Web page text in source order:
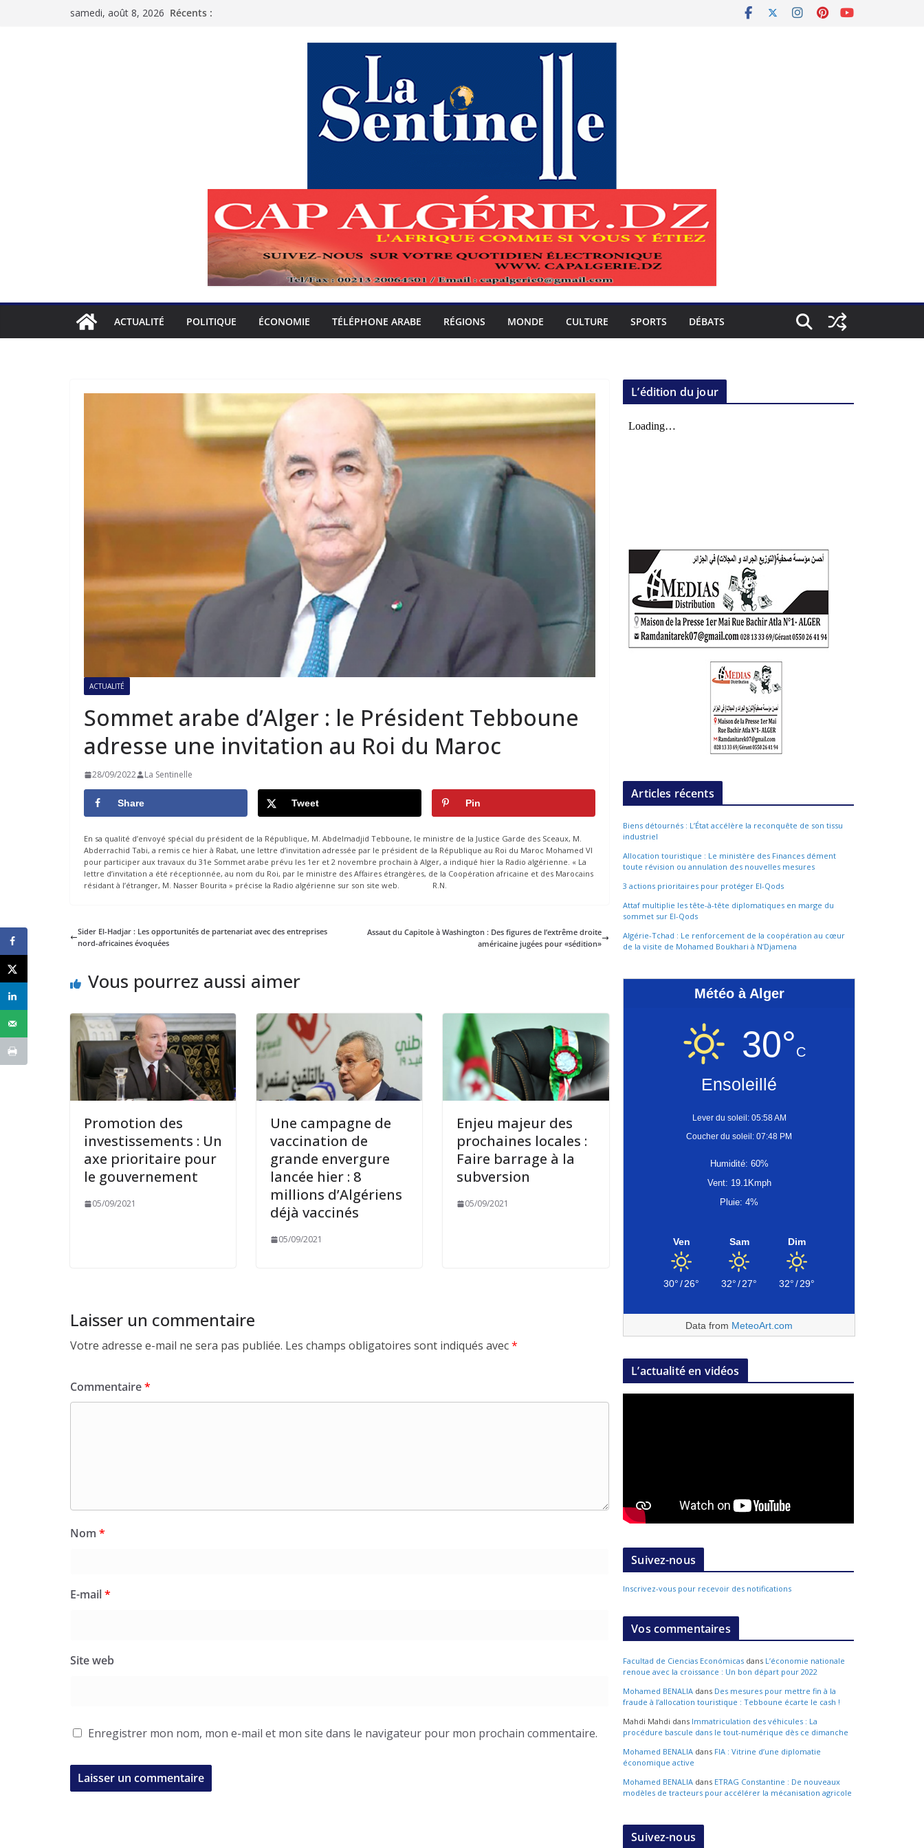
samedi, août 8, 2026 Récents :
ACTUALITÉ POLITIQUE ÉCONOMIE TÉLÉPHONE ARABE RÉGIONS MONDE CULTURE SPORTS DÉBATS
ACTUALITÉ
Sommet arabe d’Alger : le Président Tebboune
adresse une invitation au Roi du Maroc
28/09/2022 La Sentinelle
Share Tweet Pin
En sa qualité d’envoyé spécial du président de la République, M. Abdelmadjid Tebboune, le ministre de la Justice Garde des Sceaux, M.
Abderrachid Tabi, a remis ce hier à Rabat, une lettre d’invitation adressée par le président de la République au Roi du Maroc Mohamed VI
pour participer aux travaux du 31e Sommet arabe prévu les 1er et 2 novembre prochain à Alger, a indiqué hier la Radio algérienne. « La
lettre d’invitation a été réceptionnée, au nom du Roi, par le ministre des Affaires étrangères, de la Coopération africaine et des Marocains
résidant à l’étranger, M. Nasser Bourita » précise la Radio algérienne sur son site web. R.N.
Sider El-Hadjar : Les opportunités de partenariat avec des entreprises
nord-africaines évoquées
Assaut du Capitole à Washington : Des figures de l’extrême droite
américaine jugées pour «sédition»
Vous pourrez aussi aimer
Promotion des
investissements : Un
axe prioritaire pour
le gouvernement
05/09/2021
Une campagne de
vaccination de
grande envergure
lancée hier : 8
millions d’Algériens
déjà vaccinés
05/09/2021
Enjeu majeur des
prochaines locales :
Faire barrage à la
subversion
05/09/2021
Laisser un commentaire
Votre adresse e-mail ne sera pas publiée. Les champs obligatoires sont indiqués avec*
Commentaire*
Nom *
E-mail*
Site web
Enregistrer mon nom, mon e-mail et mon site dans le navigateur pour mon prochain commentaire.
L’édition du jour
Articles récents
Biens détournés : L’État accélère la reconquête de son tissu
industriel
Allocation touristique : Le ministère des Finances dément
toute révision ou annulation des nouvelles mesures
3 actions prioritaires pour protéger El-Qods
Attaf multiplie les tête-à-tête diplomatiques en marge du
sommet sur El-Qods
Algérie-Tchad : Le renforcement de la coopération au cœur
de la visite de Mohamed Boukhari à N’Djamena
Météo à Alger
30°C
Ensoleillé
Lever du soleil: 05:58 AM
Coucher du soleil: 07:48 PM
Humidité: 60%
Vent: 19.1Kmph
Pluie: 4%
Ven
30°/26°
Sam
32°/27°
Dim
32°/29°
Data from MeteoArt.com
L’actualité en vidéos
Suivez-nous
Inscrivez-vous pour recevoir des notifications
Vos commentaires
Facultad de Ciencias Económicas dans L’économie nationale
renoue avec la croissance : Un bon départ pour 2022
Mohamed BENALIA dans Des mesures pour mettre fin à la
fraude à l’allocation touristique : Tebboune écarte le cash !
Mahdi Mahdi dans Immatriculation des véhicules : La
procédure bascule dans le tout-numérique dès ce dimanche
Mohamed BENALIA dans FIA : Vitrine d’une diplomatie
économique active
Mohamed BENALIA dans ETRAG Constantine : De nouveaux
modèles de tracteurs pour accélérer la mécanisation agricole
Suivez-nous